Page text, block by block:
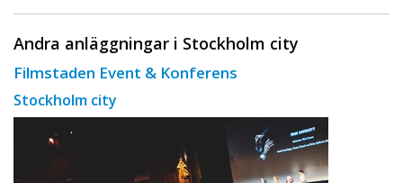
Andra anläggningar i Stockholm city
Filmstaden Event & Konferens
Stockholm city